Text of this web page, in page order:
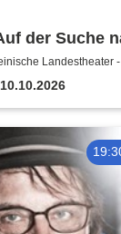
der Suche
Glück - Das
Landestheater
Landestheater -